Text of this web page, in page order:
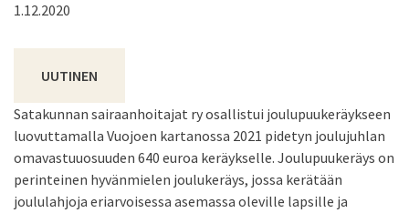
1.12.2020
UUTINEN
Satakunnan sairaanhoitajat ry osallistui joulupuukeräykseen
luovuttamalla Vuojoen kartanossa 2021 pidetyn joulujuhlan
omavastuuosuuden 640 euroa keräykselle. Joulupuukeräys on
perinteinen hyvänmielen joulukeräys, jossa kerätään
joululahjoja eriarvoisessa asemassa oleville lapsille ja